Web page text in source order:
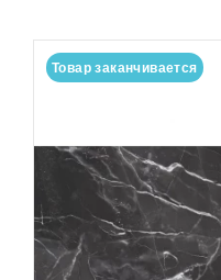
Товар заканчивается